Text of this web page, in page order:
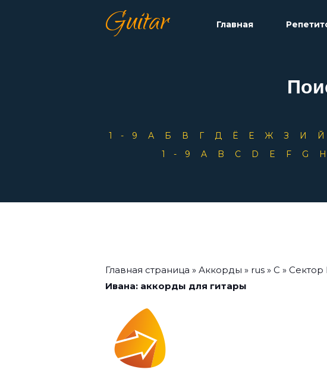
Guitar Главная
1-9 А Б В Г Д Ё Е Ж З И Й
1-9
A B C D E F G
Главная страница » Аккорды » rus » С » Сектор
Ивана: аккорды для гитары